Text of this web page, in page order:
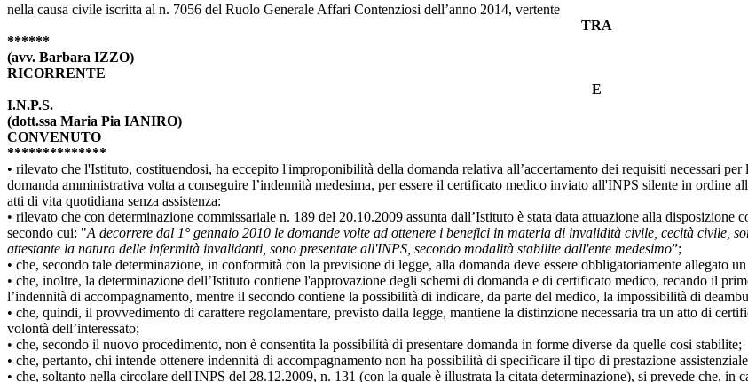
nella causa civile iscritta al n. 7056 del Ruolo Generale Affari Contenziosi dell’anno 2014, vertente
TRA
******
(avv. Barbara IZZO)
RICORRENTE
E
I.N.P.S.
(dott.ssa Maria Pia IANIRO)
CONVENUTO
**************
• rilevato che l'Istituto, costituendosi, ha eccepito l'improponibilità della domanda relativa all’accertamento dei requisiti necessari
domanda amministrativa volta a conseguire l’indennità medesima, per essere il certificato medico inviato all'INPS silente in ordine
atti di vita quotidiana senza assistenza:
• rilevato che con determinazione commissariale n. 189 del 20.10.2009 assunta dall’Istituto è stata data attuazione alla
secondo cui: "A decorrere dal 1° gennaio 2010 le domande volte ad ottenere i benefici in materia di invalidità civile, cecità civile,
attestante la natura delle infermità invalidanti, sono presentate all'INPS, secondo modalità stabilite dall'ente medesimo”;
• che, secondo tale determinazione, in conformità con la previsione di legge, alla domanda deve essere obbligatoriamente allegato
• che, inoltre, la determinazione dell’Istituto contiene l'approvazione degli schemi di domanda e di certificato medico, recando il
l’indennità di accompagnamento, mentre il secondo contiene la possibilità di indicare, da parte del medico, la impossibilità di
• che, quindi, il provvedimento di carattere regolamentare, previsto dalla legge, mantiene la distinzione necessaria tra un atto di
volontà dell’interessato;
• che, secondo il nuovo procedimento, non è consentita la possibilità di presentare domanda in forme diverse da quelle cosi stabilite;
• che, pertanto, chi intende ottenere indennità di accompagnamento non ha possibilità di specificare il tipo di prestazione
• che, soltanto nella circolare dell'INPS del 28.12.2009, n. 131 (con la quale è illustrata la citata determinazione), si prevede che,